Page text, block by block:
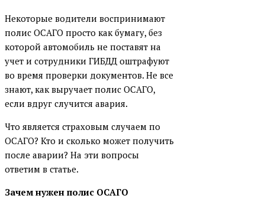
Некоторые водители воспринимают
полис ОСАГО просто как бумагу, без
которой автомобиль не поставят на
учет и сотрудники ГИБДД оштрафуют
во время проверки документов. Не все
знают, как выручает полис ОСАГО,
если вдруг случится авария.
Что является страховым случаем по
ОСАГО? Кто и сколько может получить
после аварии? На эти вопросы
ответим в статье.
Зачем нужен полис ОСАГО